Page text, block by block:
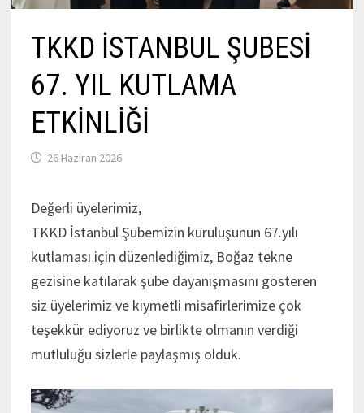
TKKD İSTANBUL ŞUBESİ
67. YIL KUTLAMA
ETKİNLİĞİ
26 Haziran 2026
Değerli üyelerimiz,
TKKD İstanbul Şubemizin kuruluşunun 67.yılı
kutlaması için düzenlediğimiz, Boğaz tekne
gezisine katılarak şube dayanışmasını gösteren
siz üyelerimiz ve kıymetli misafirlerimize çok
teşekkür ediyoruz ve birlikte olmanın verdiği
mutluluğu sizlerle paylaşmış olduk.